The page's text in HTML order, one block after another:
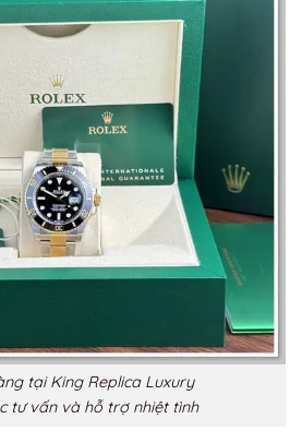
tại King Replica Luxury
tư vấn và hỗ trợ nhiệt tình